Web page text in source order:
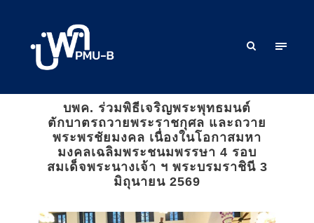
บพค. ร่วมพิธีเจริญพระพุทธมนต์
ตักบาตรถวายพระราชกุศล และถวาย
พระพรชัยมงคล เนื่องในโอกาสมหา
มงคลเฉลิมพระชนมพรรษา 4 รอบ
สมเด็จพระนางเจ้า ฯ พระบรมราชินี 3
มิถุนายน 2569